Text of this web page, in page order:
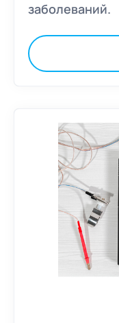
заболеваний.